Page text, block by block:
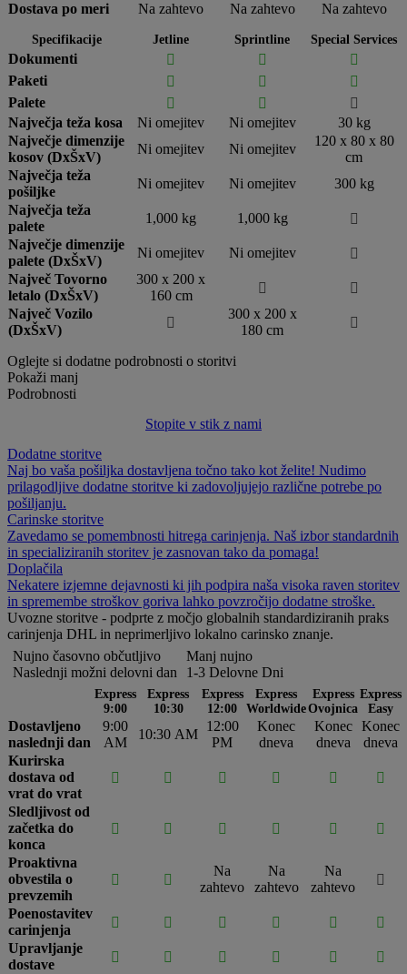
Dostava po meri
Na zahtevo Na zahtevo Na zahtevo
Specifikacije Jetline Sprintline Special Services
Dokumenti  

Paketi
 

Palete
 

Največja teža kosa
Ni omejitev Ni omejitev
30 kg
Največje dimenzije
kosov (DxŠxV)
Ni omejitev Ni omejitev
120 x 80 x 80
cm
Največja teža
pošiljke
Ni omejitev Ni omejitev
300 kg
Največja teža
palete
1,000 kg 1,000 kg

Največje dimenzije
palete (DxŠxV)
Ni omejitev Ni omejitev

Največ Tovorno
letalo (DxŠxV)
300 x 200 x
160 cm


Največ Vozilo
(DxŠxV)

300 x 200 x
180 cm

Oglejte si dodatne podrobnosti o storitvi
Pokaži manj
Podrobnosti
Stopite v stik z nami
Dodatne storitve
Naj bo vaša pošiljka dostavljena točno tako kot želite! Nudimo
prilagodljive dodatne storitve ki zadovoljujejo različne potrebe po
pošiljanju.
Carinske storitve
Zavedamo se pomembnosti hitrega carinjenja. Naš izbor standardnih
in specializiranih storitev je zasnovan tako da pomaga!
Doplačila
Nekatere izjemne dejavnosti ki jih podpira naša visoka raven storitev
in spremembe stroškov goriva lahko povzročijo dodatne stroške.
Uvozne storitve - podprte z močjo globalnih standardiziranih praks
carinjenja DHL in neprimerljivo lokalno carinsko znanje.
Nujno časovno občutljivo
Naslednji možni delovni dan
Manj nujno
1-3 Delovne Dni
Express
9:00
Express
10:30
Express
12:00
Express
Worldwide
Express
Ovojnica
Express
Easy
Dostavljeno
naslednji dan
9:00
AM
10:30 AM
12:00
PM
Konec
dneva
Konec
dneva
Konec
dneva
Kurirska
dostava od
vrat do vrat
     
Sledljivost od
začetka do
konca
     
Proaktivna
obvestila o
prevzemih
 
Na
zahtevo
Na
zahtevo
Na
zahtevo

Poenostavitev
carinjenja
    

Upravljanje
dostave
    
